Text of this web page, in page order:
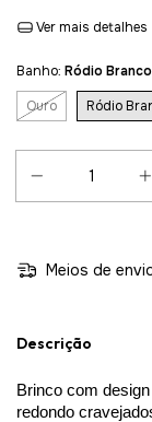
Ver mais detalhes
Banho: Ródio Branco
Ouro
Ródio
Meios de
Descrição
Brinco com
redondo